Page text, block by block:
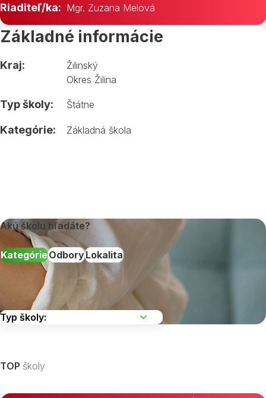
Riaditeľ/ka: Mgr. Zuzana Melová
Základné informácie
Kraj:
Žilinský
Okres Žilina
Typ školy: Štátne
Kategórie: Základná škola
Akú školu hľadáte?
KategórieOdboryLokalita
TOP školy